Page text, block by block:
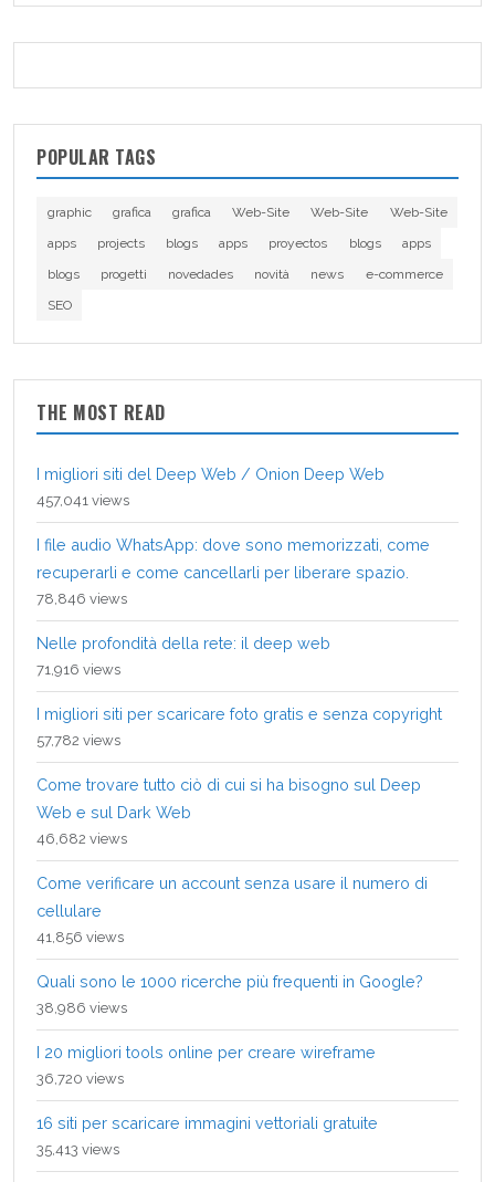
POPULAR TAGS
graphic grafica grafica Web-Site Web-Site
Web-Site
apps
projects blogs apps proyectos blogs
apps
blogs
progetti novedades novità news
e-commerce
SEO
THE MOST READ
I migliori siti del Deep Web / Onion Deep Web
457,041 views
I file audio WhatsApp: dove sono memorizzati, come
recuperarli e come cancellarli per liberare spazio.
78,846 views
Nelle profondità della rete: il deep web
71,916 views
I migliori siti per scaricare foto gratis e senza copyright
57,782 views
Come trovare tutto ciò di cui si ha bisogno sul Deep
Web e sul Dark Web
46,682 views
Come verificare un account senza usare il numero di
cellulare
41,856 views
Quali sono le 1000 ricerche più frequenti in Google?
38,986 views
I 20 migliori tools online per creare wireframe
36,720 views
16 siti per scaricare immagini vettoriali gratuite
35,413 views